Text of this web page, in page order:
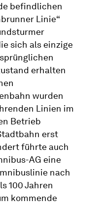
befindlichen
Linie“
sich als einzige
erhalten
wurden
Linien im
Betrieb
erst
führte auch
AG eine
nach
100 Jahren
kommende